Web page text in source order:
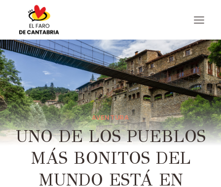
contenido
AVENTURA
UNO DE LOS PUEBLOS
MÁS BONITOS DEL
MUNDO ESTÁ EN